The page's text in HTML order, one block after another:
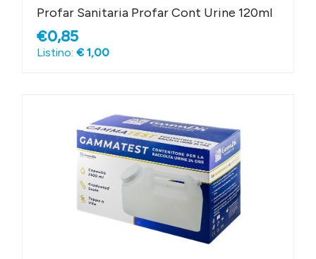
Profar Sanitaria Profar Cont Urine 120ml
€0,85
Listino: € 1,00